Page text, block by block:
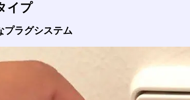
イプ
プラグシステム